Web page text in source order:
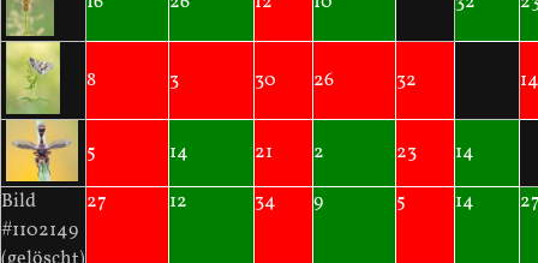
8 3 30 26 32 14
5 14 21 2 23
14
Bild
#1102149
27 12 34 9 5 14